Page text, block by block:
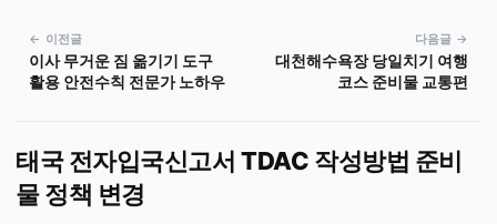
← 이전글
이사 무거운 짐 옮기기 도구
활용 안전수칙 전문가 노하우
다음글 →
대천해수욕장 당일치기 여행
코스 준비물 교통편
태국 전자입국신고서 TDAC 작성방법 준비
물 정책 변경